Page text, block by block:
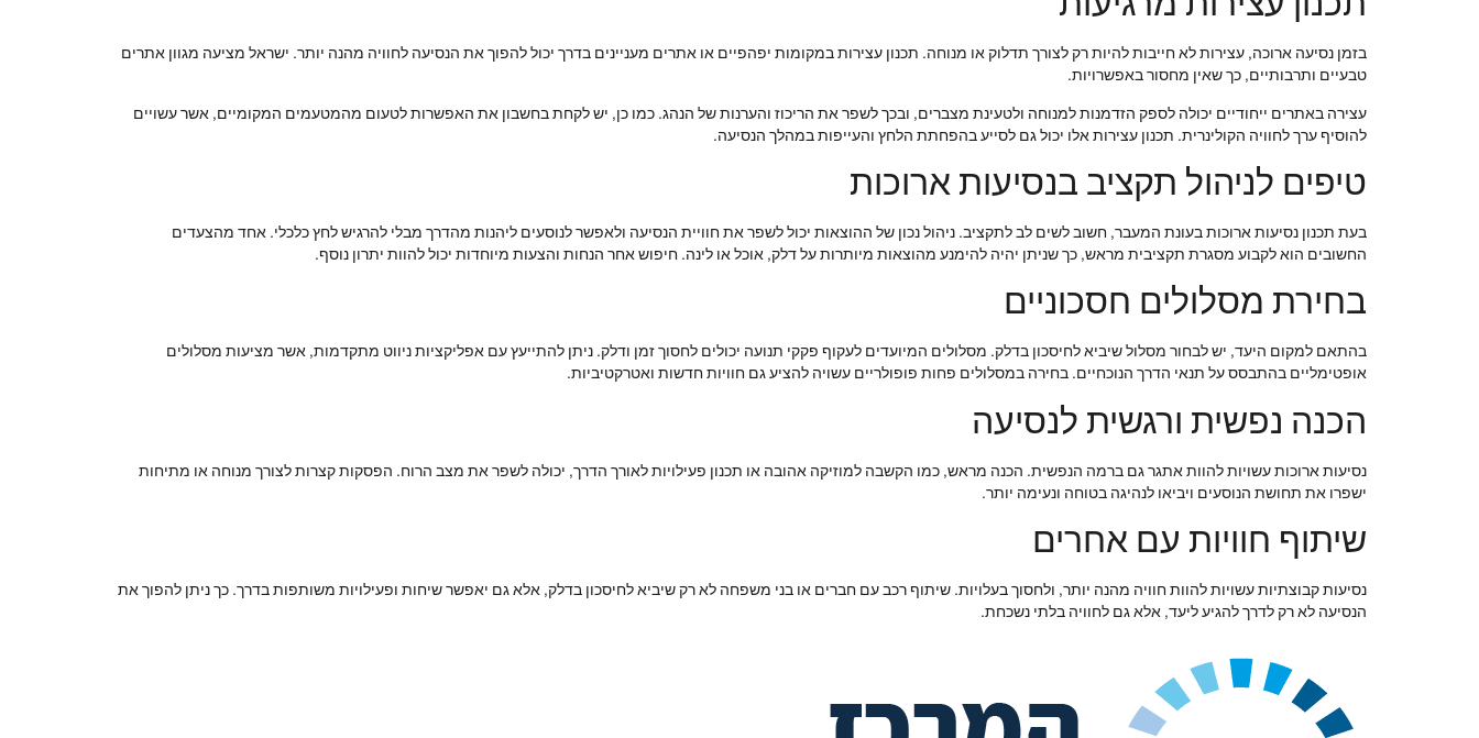
בזמן נסיעה ארוכה, עצירות לא חייבות להיות רק לצורך תדלוק או מנוחה. תכנון עצירות במקומות יפהפיים או אתרים מעניינים בדרך יכול להפוך את הנסיעה לחוויה מהנה יותר. ישראל מציעה מגוון אתרים
טבעיים ותרבותיים, כך שאין מחסור באפשרויות.
עצירה באתרים ייחודיים יכולה לספק הזדמנות למנוחה ולטעינת מצברים, ובכך לשפר את הריכוז והערנות של הנהג. כמו כן, יש לקחת בחשבון את האפשרות לטעום מהמטעמים המקומיים, אשר עשויים
להוסיף ערך לחוויה הקולינרית. תכנון עצירות אלו יכול גם לסייע בהפחתת הלחץ והעייפות במהלך הנסיעה.
טיפים לניהול תקציב בנסיעות ארוכות
בעת תכנון נסיעות ארוכות בעונת המעבר, חשוב לשים לב לתקציב. ניהול נכון של ההוצאות יכול לשפר את חוויית הנסיעה ולאפשר לנוסעים ליהנות מהדרך מבלי להרגיש לחץ כלכלי. אחד מהצעדים
החשובים הוא לקבוע מסגרת תקציבית מראש, כך שניתן יהיה להימנע מהוצאות מיותרות על דלק, אוכל או לינה. חיפוש אחר הנחות והצעות מיוחדות יכול להוות יתרון נוסף.
בחירת מסלולים חסכוניים
בהתאם למקום היעד, יש לבחור מסלול שיביא לחיסכון בדלק. מסלולים המיועדים לעקוף פקקי תנועה יכולים לחסוך זמן ודלק. ניתן להתייעץ עם אפליקציות ניווט מתקדמות, אשר מציעות מסלולים
אופטימליים בהתבסס על תנאי הדרך הנוכחיים. בחירה במסלולים פחות פופולריים עשויה להציע גם חוויות חדשות ואטרקטיביות.
הכנה נפשית ורגשית לנסיעה
נסיעות ארוכות עשויות להוות אתגר גם ברמה הנפשית. הכנה מראש, כמו הקשבה למוזיקה אהובה או תכנון פעילויות לאורך הדרך, יכולה לשפר את מצב הרוח. הפסקות קצרות לצורך מנוחה או מתיחות
ישפרו את תחושת הנוסעים ויביאו לנהיגה בטוחה ונעימה יותר.
שיתוף חוויות עם אחרים
נסיעות קבוצתיות עשויות להוות חוויה מהנה יותר, ולחסוך בעלויות. שיתוף רכב עם חברים או בני משפחה לא רק שיביא לחיסכון בדלק, אלא גם יאפשר שיחות ופעילויות משותפות בדרך. כך ניתן להפוך את
הנסיעה לא רק לדרך להגיע ליעד, אלא גם לחוויה בלתי נשכחת.